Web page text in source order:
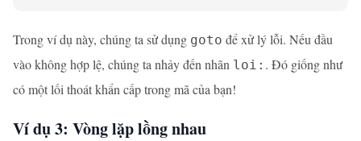
Trong ví dụ này, chúng ta sử dụng goto để xử lý lỗi. Nếu đầu
vào không hợp lệ, chúng ta nhảy đến nhãn loi: . Đó giống như
có một lối thoát khẩn cấp trong mã của bạn!
Ví dụ 3: Vòng lặp lồng nhau